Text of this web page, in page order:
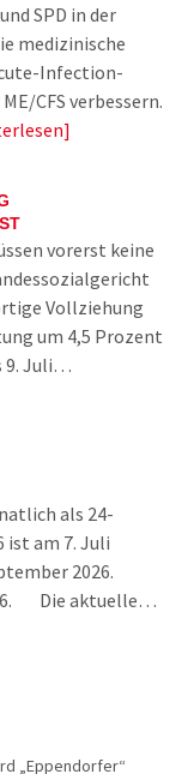
SPD in der
medizinische
Infection-
CFS verbessern.
vorerst keine
Vollziehung
um 4,5 Prozent
9. Juli…
als 24-
ist am 7. Juli
2026.
Die aktuelle…
„Eppendorfer“